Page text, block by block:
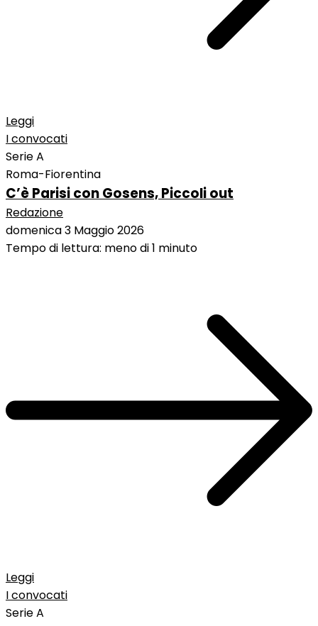
Leggi
I convocati
Serie A
Roma-Fiorentina
C’è Parisi con Gosens, Piccoli out
Redazione
domenica 3 Maggio 2026
Tempo di lettura: meno di 1 minuto
Leggi
I convocati
Serie A